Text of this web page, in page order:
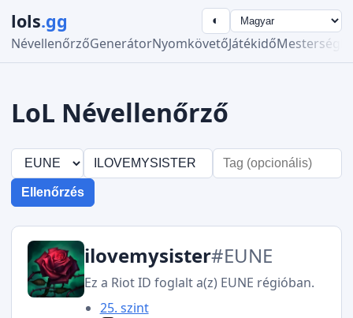
lols.gg
NévellenőrzőGenerátorNyomkövetőJátékidőMesterség
◐
LoL Névellenőrző
Ellenőrzés
ilovemysister#EUNE
Ez a Riot ID foglalt a(z) EUNE régióban.
25. szint